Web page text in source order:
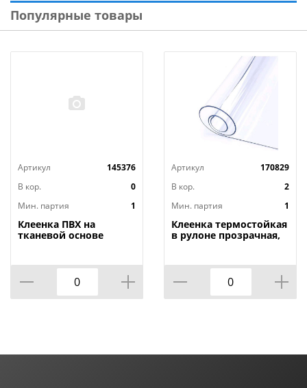
Популярные товары
Артикул
145376
В кор.
0
Мин. партия
1
Клеенка ПВХ на
тканевой основе
потертости, грязные
края
Артикул
170829
В кор.
2
Мин. партия
1
Клеенка термостойкая
в рулоне прозрачная,
HOZBAT